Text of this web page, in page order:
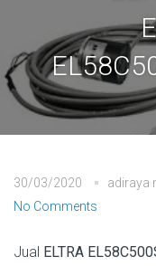
30/03/2020
adiraya
No Comments
Jual ELTRA